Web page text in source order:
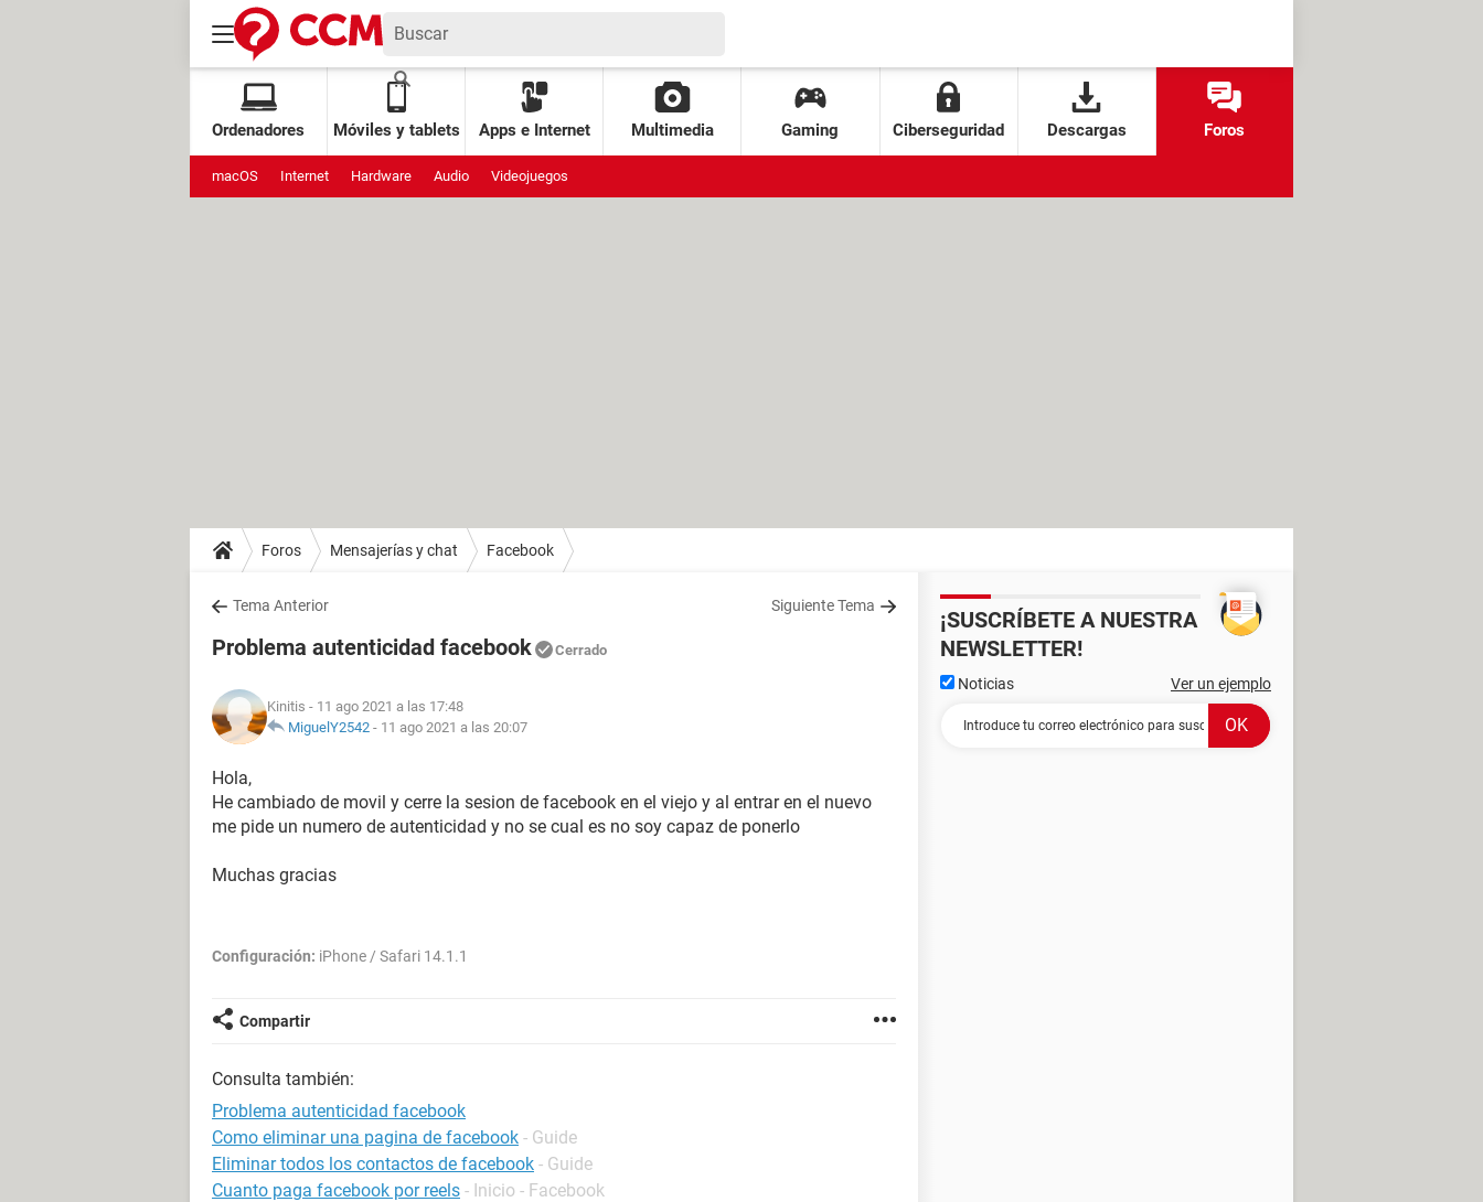
Ordenadores Móviles y tablets Apps e Internet Multimedia Gaming Ciberseguridad Descargas Foros
macOS Internet Hardware Audio Videojuegos
Foros Mensajerías y chat Facebook
Tema Anterior Siguiente Tema
Problema autenticidad facebook Cerrado
Kinitis - 11 ago 2021 a las 17:48
MiguelY2542 - 11 ago 2021 a las 20:07
Hola,
He cambiado de movil y cerre la sesion de facebook en el viejo y al entrar en el nuevo
me pide un numero de autenticidad y no se cual es no soy capaz de ponerlo
Muchas gracias
Configuración: iPhone / Safari 14.1.1
Compartir
Consulta también:
Problema autenticidad facebook
Como eliminar una pagina de facebook - Guide
Eliminar todos los contactos de facebook - Guide
Cuanto paga facebook por reels - Inicio - Facebook
¡SUSCRÍBETE A NUESTRA
NEWSLETTER!
Noticias Ver un ejemplo